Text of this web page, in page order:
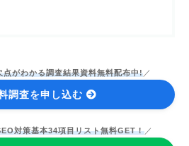
点がわかる調査結果資料無料配布中!／
調査を申し込む
対策基本34項目リスト無料GET！ ／